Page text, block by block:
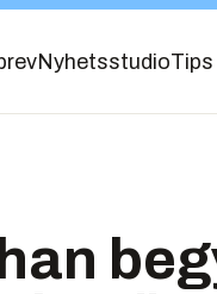
Nyhetsstudio